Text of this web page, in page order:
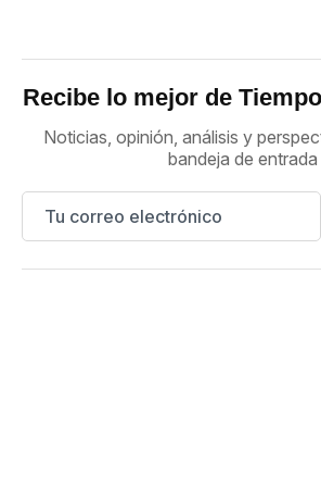
Recibe lo mejor de
Noticias, opinión, análisis y
bandeja de entrada